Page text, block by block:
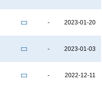
- 2023-01-20
- 2023-01-03
- 2022-12-11